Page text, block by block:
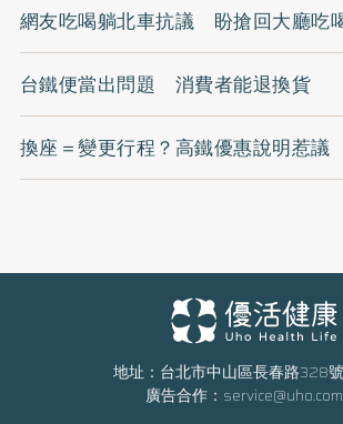
網友吃喝躺北車抗議 盼搶回大廳吃
台鐵便當出問題 消費者能退換貨
換座＝變更行程？高鐵優惠說明惹議
地址：台北市中山區長春路328
廣告合作：